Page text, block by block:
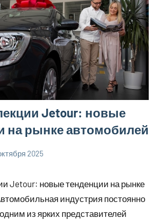
Jetour: новые
на рынке автомобилей
2025
Jetour: новые тенденции на рынке
индустрия постоянно
из ярких представителей